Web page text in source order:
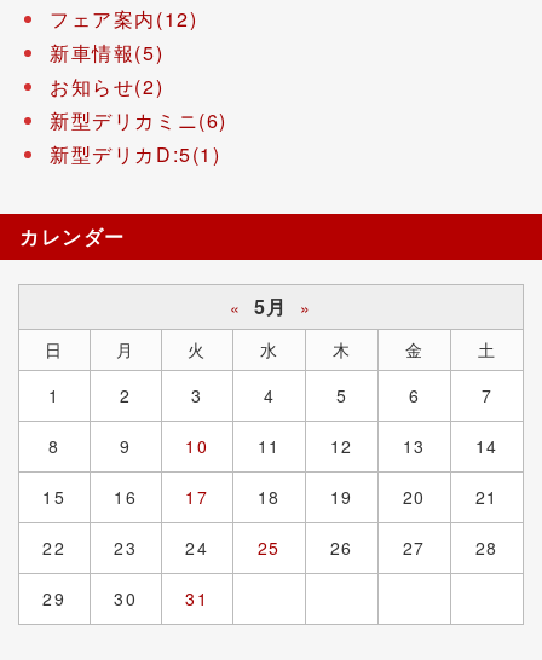
フェア案内(12)
新車情報(5)
お知らせ(2)
新型デリカミニ(6)
新型デリカD:5(1)
カレンダー
« 5月
»
日
月 火 水 木 金
土
1
2 3 4 5 6 7
8 9 10 11 12 13 14
15 16 17 18 19 20 21
22 23 24 25 26 27 28
29 30 31